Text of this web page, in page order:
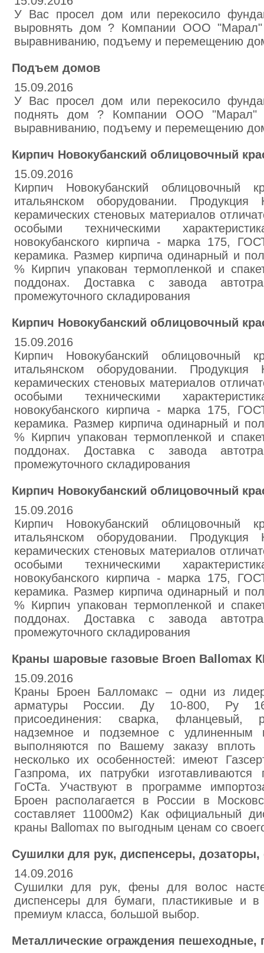
У Вас просел дом или перекосило
выровнять дом ? Компании ООО "Марал"
выравниванию, подъему и перемещению
Подъем домов
15.09.2016
У Вас просел дом или перекосило
поднять дом ? Компании ООО "Марал"
выравниванию, подъему и перемещению
Кирпич Новокубанский облицовочный
15.09.2016
Кирпич Новокубанский облицовочный
итальянском оборудовании. Продукция
керамических стеновых материалов
особыми техническими
новокубанского кирпича - марка 175,
керамика. Размер кирпича одинарный и
% Кирпич упакован термопленкой и
поддонах. Доставка с завода
промежуточного складирования
Кирпич Новокубанский облицовочный
15.09.2016
Кирпич Новокубанский облицовочный
итальянском оборудовании. Продукция
керамических стеновых материалов
особыми техническими
новокубанского кирпича - марка 175,
керамика. Размер кирпича одинарный и
% Кирпич упакован термопленкой и
поддонах. Доставка с завода
промежуточного складирования
Кирпич Новокубанский облицовочный
15.09.2016
Кирпич Новокубанский облицовочный
итальянском оборудовании. Продукция
керамических стеновых материалов
особыми техническими
новокубанского кирпича - марка 175,
керамика. Размер кирпича одинарный и
% Кирпич упакован термопленкой и
поддонах. Доставка с завода
промежуточного складирования
Краны шаровые газовые Broen Ballomax
15.09.2016
Краны Броен Балломакс – одни из
арматуры России. Ду 10-800, Ру
присоединения: сварка, фланцевый,
надземное и подземное с
выполняются по Вашему заказу
несколько их особенностей: имеют
Газпрома, их патрубки изготавливаются
ГоСТа. Участвуют в программе
Броен располагается в России в
составляет 11000м2) Как официальный
краны Ballomax по выгодным ценам со
Сушилки для рук, диспенсеры,
14.09.2016
Сушилки для рук, фены для волос
диспенсеры для бумаги, пластикивые и
премиум класса, большой выбор.
Металлические ограждения пешеходные,